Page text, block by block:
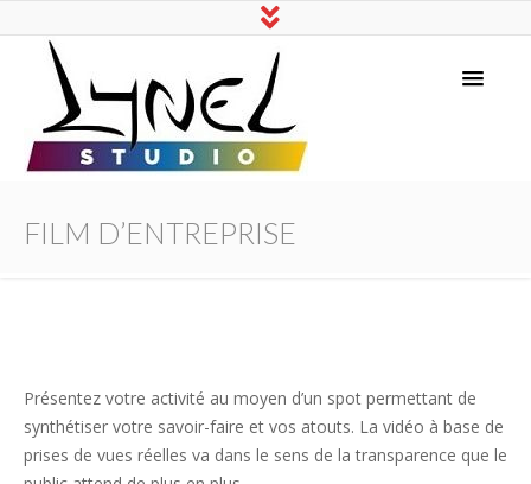
FILM D’ENTREPRISE
Présentez votre activité au moyen d’un spot permettant de
synthétiser votre savoir-faire et vos atouts. La vidéo à base de
prises de vues réelles va dans le sens de la transparence que le